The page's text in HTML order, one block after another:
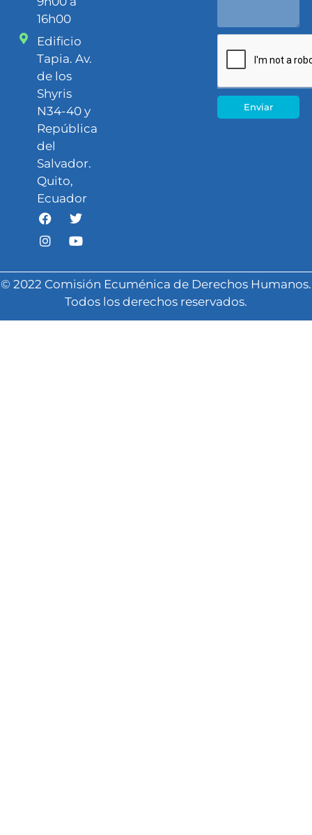
16h00
Edificio
Tapia. Av.
de los
Shyris
N34-40 y
República
del
Salvador.
Quito,
Ecuador
Enviar
© 2022 Comisión Ecuménica de Derechos Humanos.
Todos los derechos reservados.